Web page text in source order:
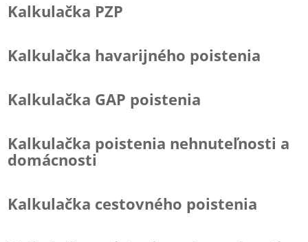
Kalkulačka PZP
Kalkulačka havarijného poistenia
Kalkulačka GAP poistenia
Kalkulačka poistenia nehnuteľnosti a
domácnosti
Kalkulačka cestovného poistenia